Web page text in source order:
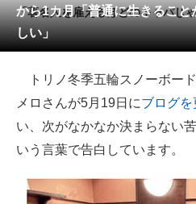
メディア
注目記事を集めた総合ページ
ITの今と未来を見通す
スマホと通信の最新トレンド
進化するPCとデバイスの未来
好きが集まる 比べて選べる
から1カ月「普通に生きるこ
しい」
「著名人を雇えるほどのキャパじ
トリノ冬季五輪スノーボー
メロさんが5月19日にブログを
い、次がなかなか決まらない
いう言葉で告白しています。